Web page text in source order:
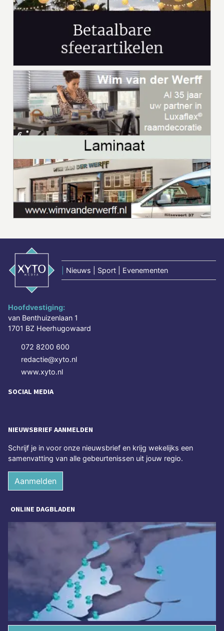
Nieuws | Sport | Evenementen
Hoofdvestiging:
van Benthuizenlaan 1
1701 BZ Heerhugowaard
072 8200 600
redactie@xyto.nl
www.xyto.nl
SOCIAL MEDIA
NIEUWSBRIEF AANMELDEN
Schrijf je in voor onze nieuwsbrief en krijg wekelijks een
samenvatting van alle gebeurtenissen uit jouw regio.
Aanmelden
ONLINE DAGBLADEN